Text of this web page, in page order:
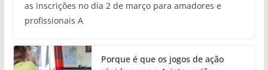
as inscrições no dia 2 de março para amadores e
profissionais A
Porque é que os jogos de ação